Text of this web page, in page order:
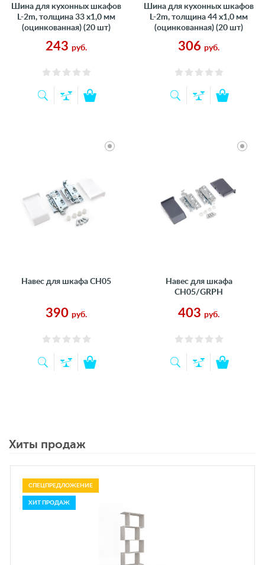
Шина для кухонных шкафов
L-2m, толщина 33 х1,0 мм
(оцинкованная) (20 шт)
243 руб.
Шина для кухонных шкафов
L-2m, толщина 44 х1,0 мм
(оцинкованная) (20 шт)
306 руб.
Навес для шкафа CH05
390 руб.
Навес для шкафа
CH05/GRPH
403 руб.
Хиты продаж
СПЕЦПРЕДЛОЖЕНИЕ
ХИТ ПРОДАЖ